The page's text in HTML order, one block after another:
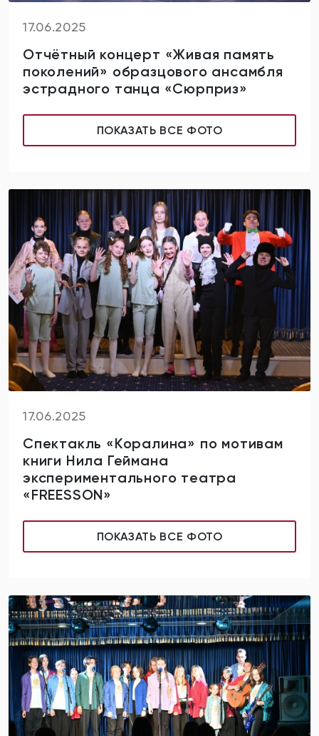
17.06.2025
Отчётный концерт «Живая память
поколений» образцового ансамбля
эстрадного танца «Сюрприз»
ПОКАЗАТЬ ВСЕ ФОТО
17.06.2025
Спектакль «Коралина» по мотивам
книги Нила Геймана
экспериментального театра
«FREESSON»
ПОКАЗАТЬ ВСЕ ФОТО